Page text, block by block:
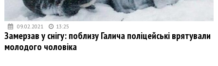
09.02.2021 13:25
Замерзав у снігу: поблизу Галича поліцейські врятували
молодого чоловіка